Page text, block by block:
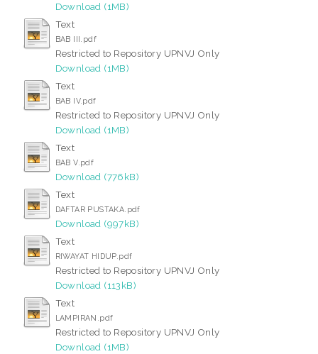
Download (1MB)
Text
BAB III.pdf
Restricted to Repository UPNVJ Only
Download (1MB)
Text
BAB IV.pdf
Restricted to Repository UPNVJ Only
Download (1MB)
Text
BAB V.pdf
Download (776kB)
Text
DAFTAR PUSTAKA.pdf
Download (997kB)
Text
RIWAYAT HIDUP.pdf
Restricted to Repository UPNVJ Only
Download (113kB)
Text
LAMPIRAN.pdf
Restricted to Repository UPNVJ Only
Download (1MB)